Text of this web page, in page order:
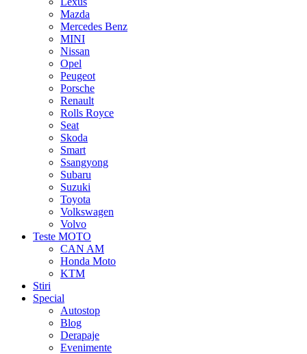
Mazda
Mercedes Benz
MINI
Nissan
Opel
Peugeot
Porsche
Renault
Rolls Royce
Seat
Skoda
Smart
Ssangyong
Subaru
Suzuki
Toyota
Volkswagen
Volvo
Teste MOTO
CAN AM
Honda Moto
KTM
Stiri
Special
Autostop
Blog
Derapaje
Evenimente